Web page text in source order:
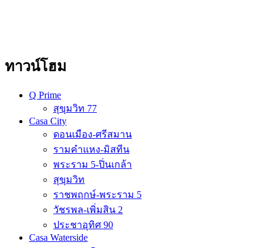
ทาวน์โฮม
Q Prime
สุขุมวิท 77
Casa City
ดอนเมือง-ศรีสมาน
รามคำแหง-มิสทีน
พระราม 5-ปิ่นเกล้า
สุขุมวิท
ราชพฤกษ์-พระราม 5
วัชรพล-เพิ่มสิน 2
ประชาอุทิศ 90
Casa Waterside